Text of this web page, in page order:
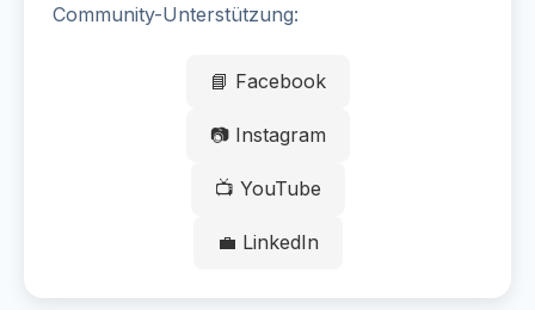
Community-Unterstützung:
📘 Facebook
📷 Instagram
📺 YouTube
💼 LinkedIn